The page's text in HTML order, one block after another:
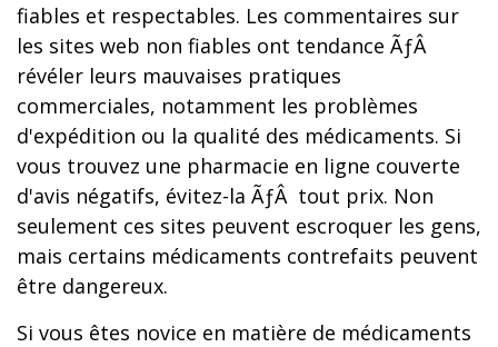
fiables et respectables. Les commentaires sur
les sites web non fiables ont tendance ÃƒÂ
révéler leurs mauvaises pratiques
commerciales, notamment les problèmes
d'expédition ou la qualité des médicaments. Si
vous trouvez une pharmacie en ligne couverte
d'avis négatifs, évitez-la ÃƒÂ tout prix. Non
seulement ces sites peuvent escroquer les gens,
mais certains médicaments contrefaits peuvent
être dangereux.
Si vous êtes novice en matière de médicaments